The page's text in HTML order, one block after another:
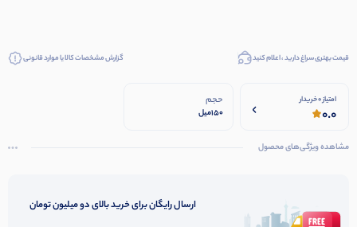
قیمت بهتری سراغ دارید ، اعلام کنید گزارش مشخصات کالا یا موارد قانونی
امتیاز 0 خریدار
0.0
حجم
150میل
مشاهده ویژگی‌های محصول
ارسال رایگان برای خرید بالای دو میلیون تومان